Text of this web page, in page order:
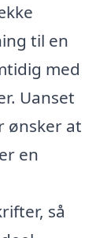
til en
med
Uanset
ønsker at
en
så